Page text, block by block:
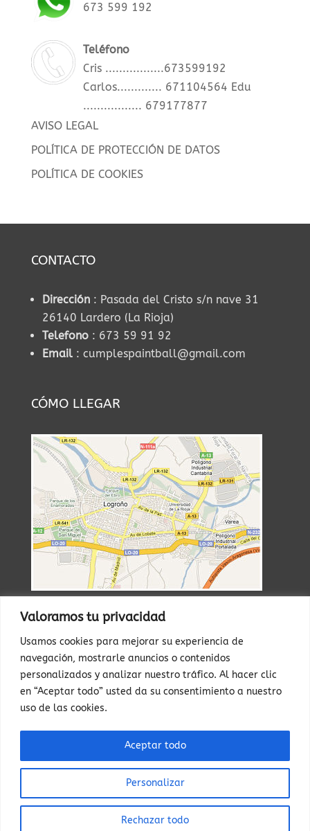
Valoramos tu privacidad
Usamos cookies para mejorar su experiencia de
navegación, mostrarle anuncios o contenidos
personalizados y analizar nuestro tráfico. Al hacer clic
en “Aceptar todo” usted da su consentimiento a nuestro
uso de las cookies.
Personalizar
Rechazar todo
Aceptar todo
673 599 192
Teléfono
Cris .................673599192
Carlos............. 671104564 Edu
................. 679177877
AVISO LEGAL
POLÍTICA DE PROTECCIÓN DE DATOS
POLÍTICA DE COOKIES
CONTACTO
Dirección : Pasada del Cristo s/n nave 31
26140 Lardero (La Rioja)
Telefono : 673 59 91 92
Email : cumplespaintball@gmail.com
CÓMO LLEGAR
RESERVAS
 WhatsApp
673 599 192
Teléfono